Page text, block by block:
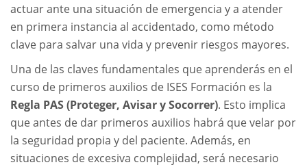
actuar ante una situación de emergencia y a atender
en primera instancia al accidentado, como método
clave para salvar una vida y prevenir riesgos mayores.
Una de las claves fundamentales que aprenderás en el
curso de primeros auxilios de ISES Formación es la
Regla PAS (Proteger, Avisar y Socorrer). Esto implica
que antes de dar primeros auxilios habrá que velar por
la seguridad propia y del paciente. Además, en
situaciones de excesiva complejidad, será necesario